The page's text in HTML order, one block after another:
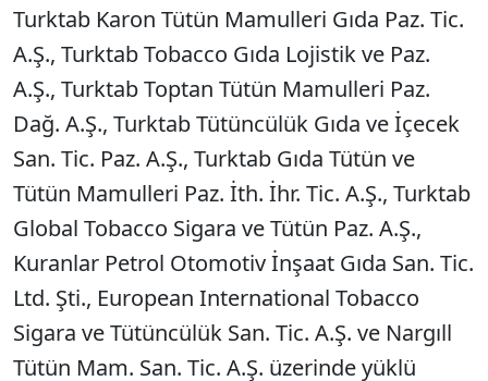
Turktab Karon Tütün Mamulleri Gıda Paz. Tic.
A.Ş., Turktab Tobacco Gıda Lojistik ve Paz.
A.Ş., Turktab Toptan Tütün Mamulleri Paz.
Dağ. A.Ş., Turktab Tütüncülük Gıda ve İçecek
San. Tic. Paz. A.Ş., Turktab Gıda Tütün ve
Tütün Mamulleri Paz. İth. İhr. Tic. A.Ş., Turktab
Global Tobacco Sigara ve Tütün Paz. A.Ş.,
Kuranlar Petrol Otomotiv İnşaat Gıda San. Tic.
Ltd. Şti., European International Tobacco
Sigara ve Tütüncülük San. Tic. A.Ş. ve Nargıll
Tütün Mam. San. Tic. A.Ş. üzerinde yüklü